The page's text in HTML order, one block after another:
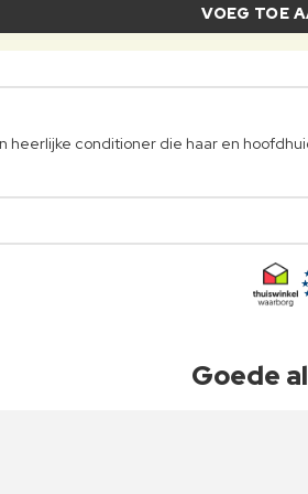
VOEG TOE
heerlijke conditioner die haar en
Goede